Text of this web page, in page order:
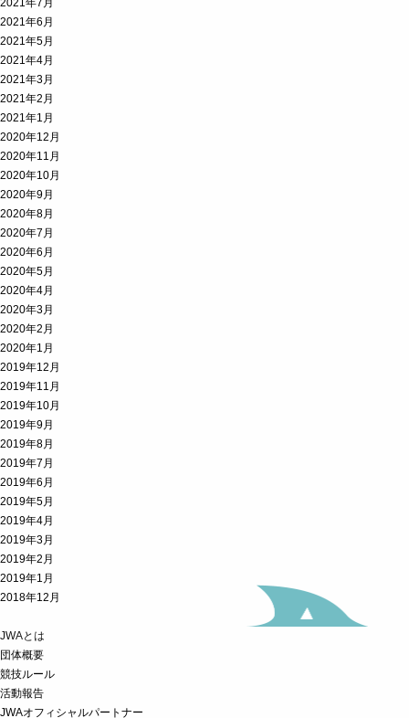
2021年7月
2021年6月
2021年5月
2021年4月
2021年3月
2021年2月
2021年1月
2020年12月
2020年11月
2020年10月
2020年9月
2020年8月
2020年7月
2020年6月
2020年5月
2020年4月
2020年3月
2020年2月
2020年1月
2019年12月
2019年11月
2019年10月
2019年9月
2019年8月
2019年7月
2019年6月
2019年5月
2019年4月
2019年3月
2019年2月
2019年1月
2018年12月
JWAとは
団体概要
競技ルール
活動報告
JWAオフィシャルパートナー